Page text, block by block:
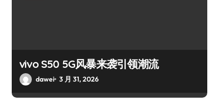
vivo S50 5G风暴来袭引领潮流
dawei 3 月 31, 2026